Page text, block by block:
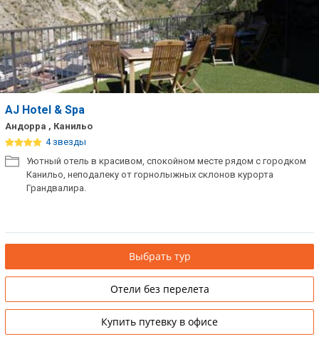
AJ Hotel & Spa
Андорра , Канильо
4 звезды
Уютный отель в красивом, спокойном месте рядом с городком
Канильо, неподалеку от горнолыжных склонов курорта
Грандвалира.
Выбрать тур
Отели без перелета
Купить путевку в офисе